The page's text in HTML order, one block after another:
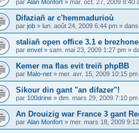
par Alan Monfort » mar. oct. 27, 2009 8:40
Difaziañ ar c'hemmadurioù
par job » lun. août 24, 2009 6:44 pm » dans
staliañ open office 3.1 e
par envel » sam. mai 23, 2009 1:27 pm »
Kemer ma flas evit treiñ phpBB
par Malo-net » mer. avr. 15, 2009 10:15 pm
Sikour din gant "an difazer"!
par 100drine » dim. mars 29, 2009 7:10 pm
An Drouizig war France 3 gant
par Alan Monfort » mer. mars 18, 2009